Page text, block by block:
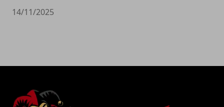
14/11/2025